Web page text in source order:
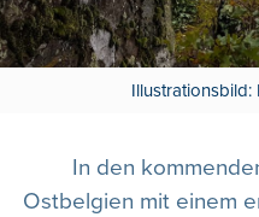
Illustrationsbild:
In den
Ostbelgien mit einem